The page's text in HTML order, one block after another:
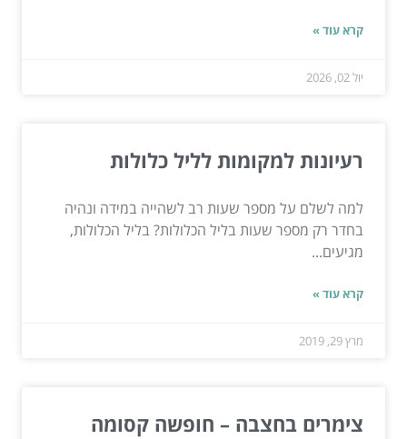
קרא עוד »
יול 02, 2026
רעיונות למקומות לליל כלולות
למה לשלם על מספר שעות רב לשהייה במידה ונהיה
בחדר רק מספר שעות בליל הכלולות? בליל הכלולות,
מגיעים...
קרא עוד »
מרץ 29, 2019
צימרים בחצבה – חופשה קסומה